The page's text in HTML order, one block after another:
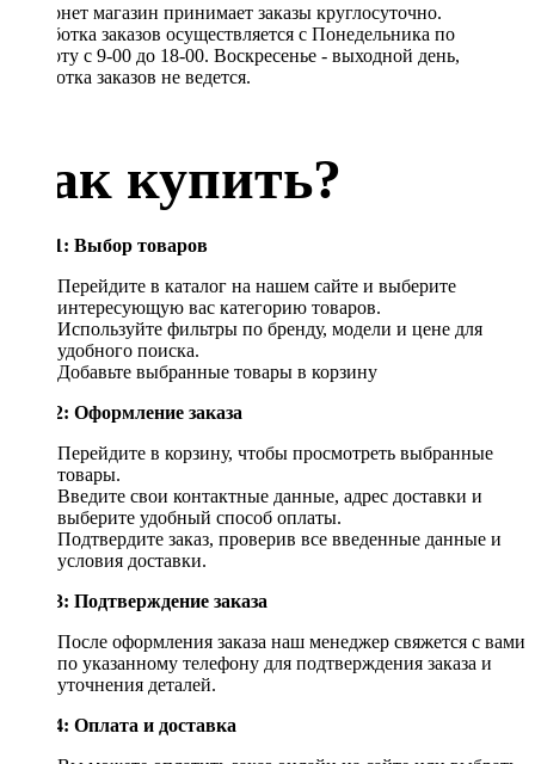
Интернет магазин принимает заказы круглосуточно.
Обработка заказов осуществляется с Понедельника по
Субботу с 9-00 до 18-00. Воскресенье - выходной день,
обработка заказов не ведется.
Как купить?
Шаг 1: Выбор товаров
Перейдите в каталог на нашем сайте и выберите
интересующую вас категорию товаров.
Используйте фильтры по бренду, модели и цене для
удобного поиска.
Добавьте выбранные товары в корзину
Шаг 2: Оформление заказа
Перейдите в корзину, чтобы просмотреть выбранные
товары.
Введите свои контактные данные, адрес доставки и
выберите удобный способ оплаты.
Подтвердите заказ, проверив все введенные данные и
условия доставки.
Шаг 3: Подтверждение заказа
После оформления заказа наш менеджер свяжется с вами
по указанному телефону для подтверждения заказа и
уточнения деталей.
Шаг 4: Оплата и доставка